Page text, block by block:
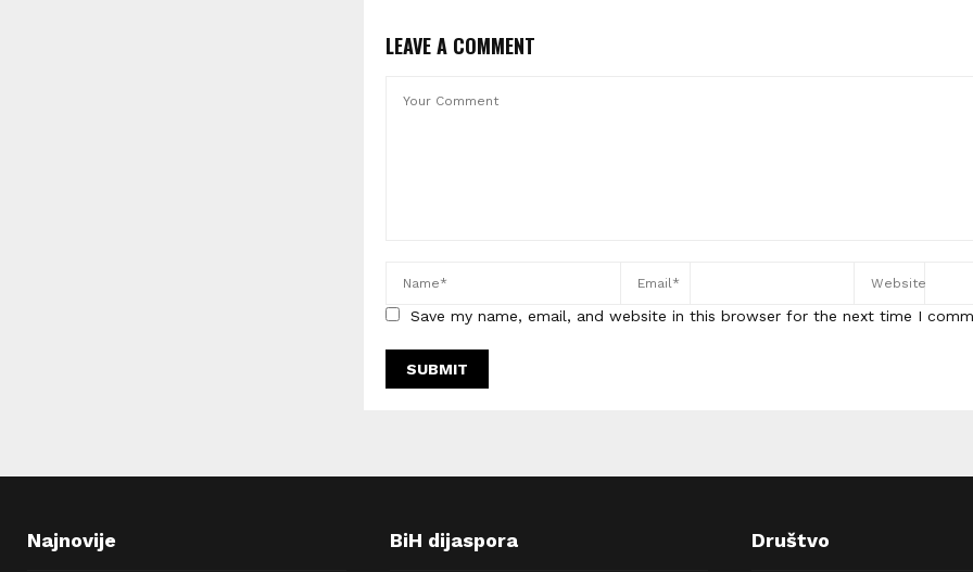
LEAVE A COMMENT
Save my name, email, and website in this browser for the next time I
Najnovije BiH dijaspora Društvo